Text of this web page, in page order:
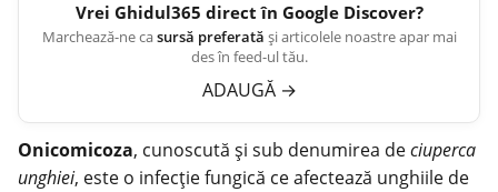
Vrei Ghidul365 direct în Google Discover?
Marchează-ne casursă preferată și articolele noastre apar mai
des în feed-ul tău.
ADAUGĂ →
Onicomicoza, cunoscută și sub denumirea deciuperca
unghiei, este o infecție fungică ce afectează unghiile de